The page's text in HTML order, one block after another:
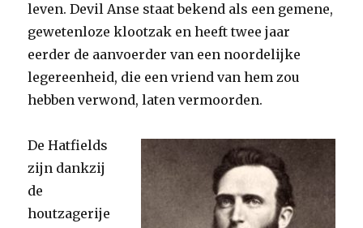
leven. Devil Anse staat bekend als een gemene,
gewetenloze klootzak en heeft twee jaar
eerder de aanvoerder van een noordelijke
legereenheid, die een vriend van hem zou
hebben verwond, laten vermoorden.
De Hatfields
zijn dankzij
de
houtzagerije